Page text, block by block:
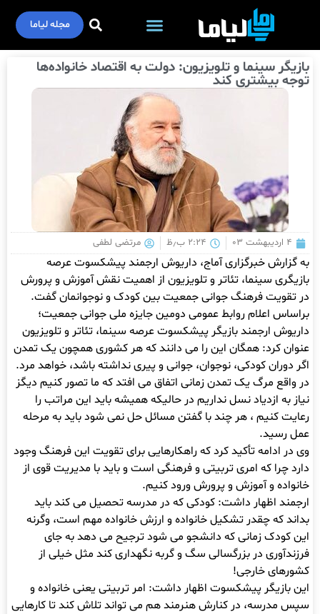
مجله لیاما
بازیگر سینما و تلویزیون: دولت به اقتصاد خانواده‌ها
توجه بیشتری کند
۴ اردیبهشت ۰۳ ۲:۲۴ ب٫ظ مرتضی لطفی
به گزارش خبرگزاری آماج، داریوش ارجمند پیشکسوت عرصه
بازیگری سینما، تئاتر و تلویزیون از اهمیت نقش آموزش و پرورش
در تقویت فرهنگ جوانی جمعیت بین کودک و نوجوانمان گفت.
براساس اعلام روابط عمومی دومین جایزه ملی جوانی جمعیت؛
داریوش ارجمند بازیگر پیشکسوت عرصه سینما، تئاتر و تلویزیون
عنوان کرد: همگان این را می دانند که هر کشوری همچون یک تمدن
اگر دوران کودکی، نوجوان، جوانی و پیری نداشته باشد، خواهد مرد.
در واقع مرگ یک تمدن زمانی اتفاق می افتد که ما تصور کنیم دیگز
نیاز به ازدیاد نسل نداریم در حالیکه همیشه باید این مراتب را
رعایت کنیم ، هر چند با گفتن مسائل حل نمی شود باید به مرحله
عمل رسید.
وی در ادامه تأکید کرد که راهکارهایی برای تقویت این فرهنگ وجود
دارد چرا که امری تربیتی و فرهنگی است و باید با مدیریت قوی از
خانواده و آموزش و پرورش ورود کنیم.
ارجمند اظهار داشت: کودکی که در مدرسه تحصیل می کند باید
بداند که چقدر تشکیل خانواده و ارزش خانواده مهم است، وگرنه
این کودک زمانی که دانشجو می شود ترجیح می دهد به جای
فرزندآوری در بزرگسالی سگ و گربه نگهداری کند مثل خیلی از
کشورهای خارجی!
این بازیگر پیشکسوت اظهار داشت: امر تربیتی یعنی خانواده و
سپس مدرسه، در کنارش هنرمند هم می تواند تلاش کند تا کارهایی